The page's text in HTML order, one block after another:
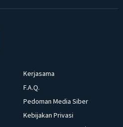
Kerjasama
F.A.Q.
Pedoman Media Siber
Kebijakan Privasi